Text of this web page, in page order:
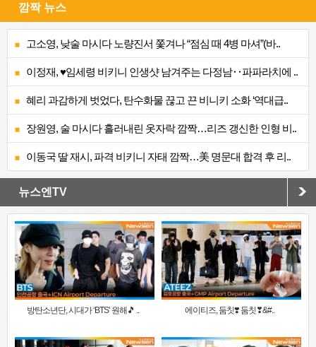
깜짝 뉴스
고소영, 낮술 마시다 노량진서 쫓겨나 “점심 때 4병 마셔”(바..
이정재, ♥임세령 비키니 인생샷 남겨주는 다정남‥파파라치에 ..
혜리 과감하게 벗었다, 탄수화물 끊고 끈 비니키 소화 ‘역대급..
장원영, 술 마시다 흘러내린 옷자락 깜짝…리즈 갱신한 인형 비..
이동국 딸 재시, 파격 비키니 자태 깜짝…美 명문대 합격 후 리..
뉴스엔TV
방탄소년단, 시대가 ‘BTS’ 원해🎵 .. 에이티즈, 둠칫❣️ 둠칫❣&#..